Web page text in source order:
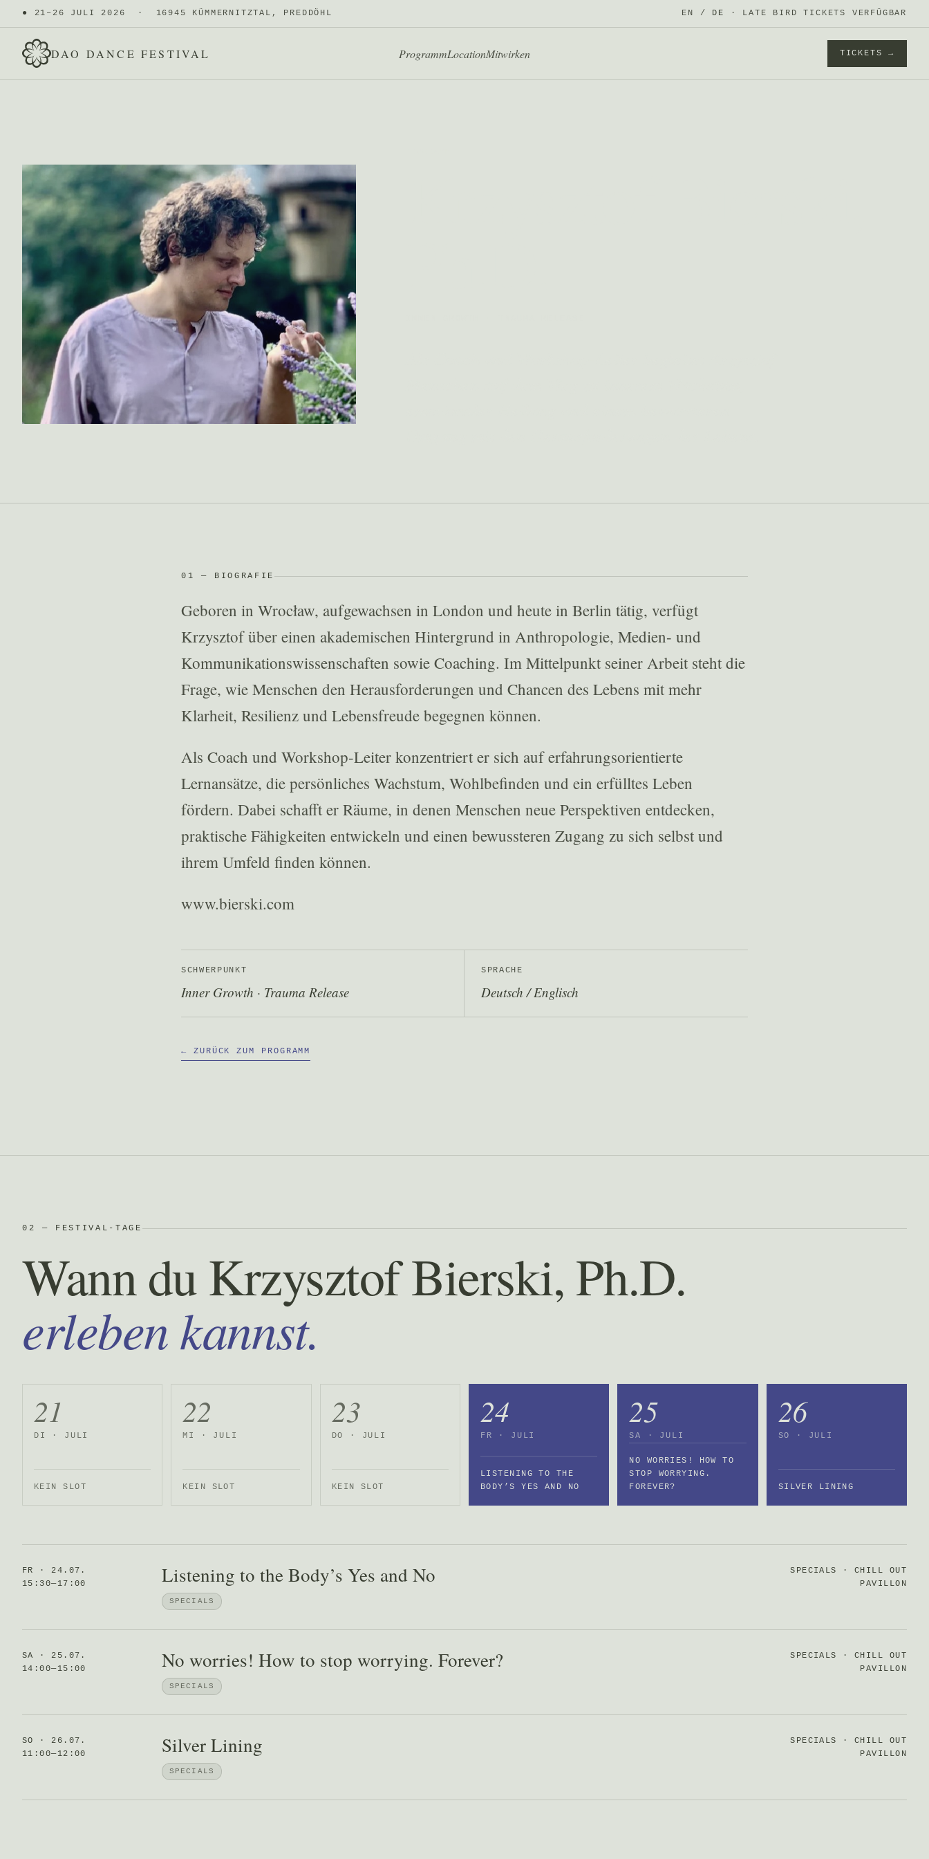
● 21–26 JULI 2026 · 16945 KÜMMERNITZTAL, PREDDÖHL EN / DE · LATE BIRD TICKETS VERFÜGBAR
DAO DANCE FESTIVAL ProgrammLocationMitwirken TICKETS →
01 — BIOGRAFIE
Geboren in Wrocław, aufgewachsen in London und heute in Berlin tätig, verfügt
Krzysztof über einen akademischen Hintergrund in Anthropologie, Medien- und
Kommunikationswissenschaften sowie Coaching. Im Mittelpunkt seiner Arbeit steht die
Frage, wie Menschen den Herausforderungen und Chancen des Lebens mit mehr
Klarheit, Resilienz und Lebensfreude begegnen können.
Als Coach und Workshop-Leiter konzentriert er sich auf erfahrungsorientierte
Lernansätze, die persönliches Wachstum, Wohlbefinden und ein erfülltes Leben
fördern. Dabei schafft er Räume, in denen Menschen neue Perspektiven entdecken,
praktische Fähigkeiten entwickeln und einen bewussteren Zugang zu sich selbst und
ihrem Umfeld finden können.
www.bierski.com
SCHWERPUNKT
Inner Growth · Trauma Release
SPRACHE
Deutsch / Englisch
← ZURÜCK ZUM PROGRAMM
02 — FESTIVAL-TAGE
Wann du Krzysztof Bierski, Ph.D.
erleben kannst.
21
DI · JULI
KEIN SLOT
22
MI · JULI
KEIN SLOT
23
DO · JULI
KEIN SLOT
24
FR · JULI
LISTENING TO THE
BODY’S YES AND NO
25
SA · JULI
NO WORRIES! HOW TO
STOP WORRYING.
FOREVER?
26
SO · JULI
SILVER LINING
FR · 24.07.
15:30—17:00
Listening to the Body’s Yes and No
SPECIALS
SPECIALS · CHILL OUT
PAVILLON
SA · 25.07.
14:00—15:00
No worries! How to stop worrying. Forever?
SPECIALS
SPECIALS · CHILL OUT
PAVILLON
SO · 26.07.
11:00—12:00
Silver Lining
SPECIALS
SPECIALS · CHILL OUT
PAVILLON